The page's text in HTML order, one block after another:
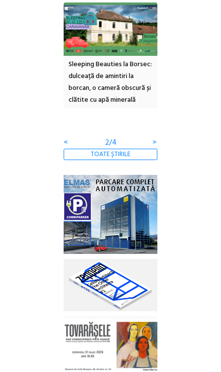
Sleeping Beauties la Borsec:
dulceață de amintiri la
borcan, o cameră obscură și
clătite cu apă minerală
< 2/4 >
TOATE ȘTIRILE